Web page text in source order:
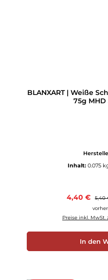
BLANXART | Weiße
75g MHD
Inhalt: 0.075
4,40 € 5,40
Preise inkl. MwSt.
In den